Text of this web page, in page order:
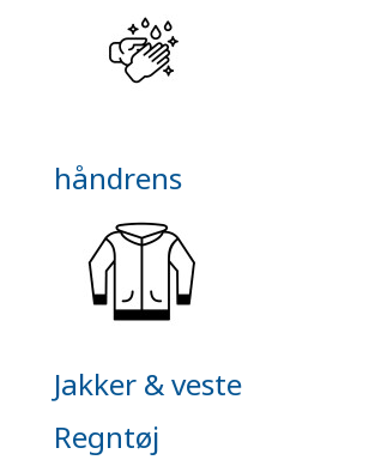
håndrens
Jakker & veste
Regntøj